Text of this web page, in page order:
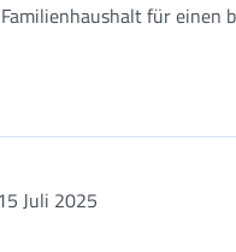
für einen
15 Juli 2025